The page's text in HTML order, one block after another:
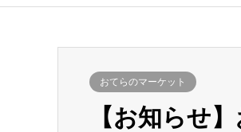
おてらのマーケット
【お知らせ